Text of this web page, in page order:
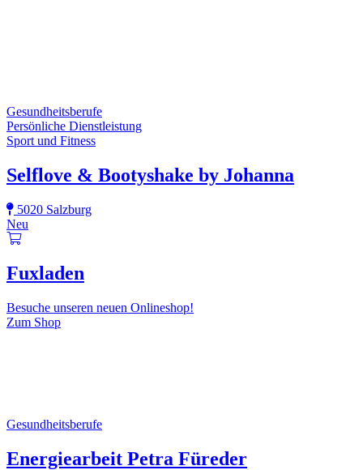
Gesundheitsberufe
Persönliche Dienstleistung
Sport und Fitness
Selflove & Bootyshake by Johanna
5020 Salzburg
Neu
Fuxladen
Besuche unseren neuen Onlineshop!
Zum Shop
Gesundheitsberufe
Energiearbeit Petra Füreder